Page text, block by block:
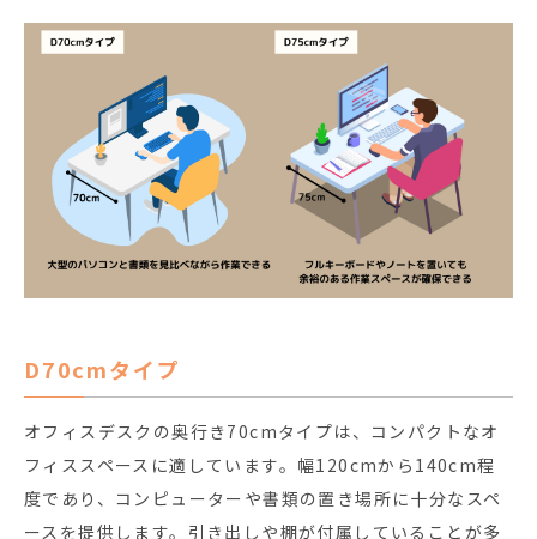
D70cmタイプ
オフィスデスクの奥行き70cmタイプは、コンパクトなオ
フィススペースに適しています。幅120cmから140cm程
度であり、コンピューターや書類の置き場所に十分なスペ
ースを提供します。引き出しや棚が付属していることが多